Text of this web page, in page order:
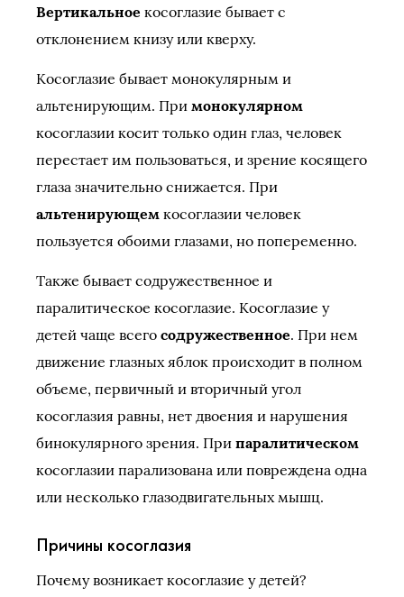
Вертикальное косоглазие бывает с
отклонением книзу или кверху.
Косоглазие бывает монокулярным и
альтенирующим. При монокулярном
косоглазии косит только один глаз, человек
перестает им пользоваться, и зрение косящего
глаза значительно снижается. При
альтенирующем косоглазии человек
пользуется обоими глазами, но попеременно.
Также бывает содружественное и
паралитическое косоглазие. Косоглазие у
детей чаще всего содружественное. При нем
движение глазных яблок происходит в полном
объеме, первичный и вторичный угол
косоглазия равны, нет двоения и нарушения
бинокулярного зрения. При паралитическом
косоглазии парализована или повреждена одна
или несколько глазодвигательных мышц.
Причины косоглазия
Почему возникает косоглазие у детей?